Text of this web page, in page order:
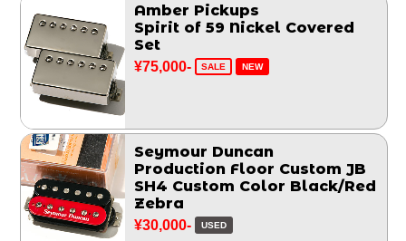
Amber Pickups
Spirit of 59 Nickel Covered
Set
¥75,000- SALE NEW
Seymour Duncan
Production Floor Custom JB
SH4 Custom Color Black/Red
Zebra
¥30,000- USED